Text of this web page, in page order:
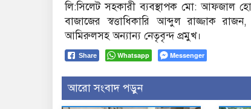
লি:সিলেট সহকারী ব্যবস্থাপক মো: আফজাল
বাজাজের স্বত্তাধিকারি আব্দুল রাজ্জাক
আমিরুলসহ অন্যান্য নেতৃবৃন্দ প্রমুখ।
Share Whatsapp Messenger
আরো সংবাদ পড়ুন